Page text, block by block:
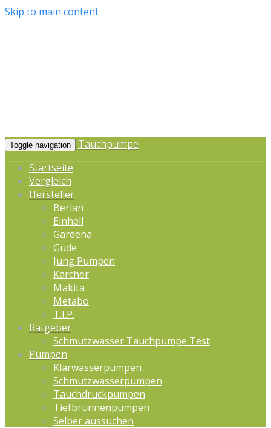
Skip to main content
Toggle navigation
Tauchpumpe
Startseite
Vergleich
Hersteller
Berlan
Einhell
Gardena
Güde
Jung Pumpen
Kärcher
Makita
Metabo
T.I.P.
Ratgeber
Schmutzwasser Tauchpumpe Test
Pumpen
Klarwasserpumpen
Schmutzwasserpumpen
Tauchdruckpumpen
Tiefbrunnenpumpen
Selber aussuchen